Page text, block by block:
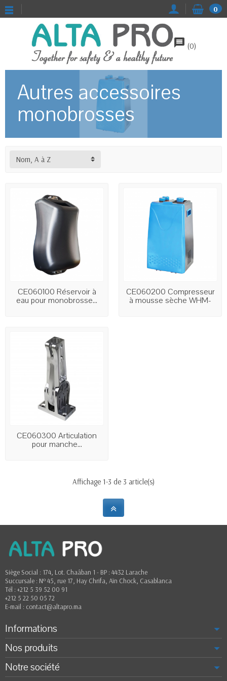
0
message (0)
Autres accessoires
monobrosses
Nom, A à Z
CE060100 Réservoir à
eau pour monobrosse...
CE060200 Compresseur
à mousse sèche WHM-
CE060300 Articulation
pour manche...
Affichage 1-3 de 3 article(s)
Siège Social : 174, Lot. Chaâban 1 - BP : 4432 Larache
Succursale : Nº 45, rue 17, Hay Chrifa, Aïn Chock, Casablanca
Tél : +212 5 39 52 00 91
+212 5 22 50 05 72
E-mail : contact@altapro.ma
Informations
Nos produits
Notre société